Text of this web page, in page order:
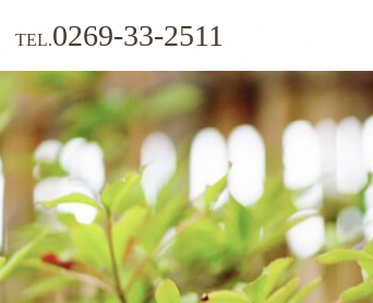
TEL.0269-33-2511